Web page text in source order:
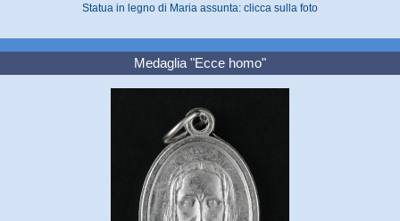
Statua in legno di Maria assunta: clicca sulla foto
Medaglia "Ecce homo"